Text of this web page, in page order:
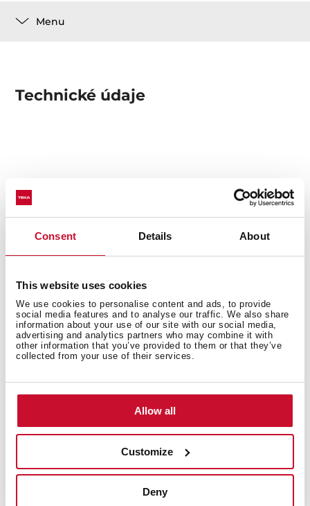
Consent Details About
This website uses cookies
We use cookies to personalise content and ads, to provide
social media features and to analyse our traffic. We also share
information about your use of our site with our social media,
advertising and analytics partners who may combine it with
other information that you’ve provided to them or that they’ve
collected from your use of their services.
Allow all
Customize
Deny
Menu
Technické údaje
Mohlo by se vám líbit
Snímky s vysokým rozlišením
Související produkty